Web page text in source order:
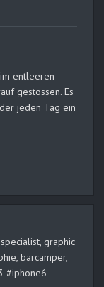
entleeren
gestossen. Es
jeden Tag ein
graphic
barcamper,
#iphone6